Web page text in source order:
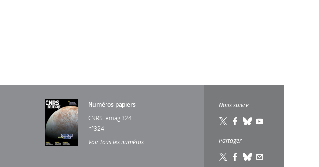
Numéros papiers
CNRS lemag 324
n°324
Voir tous les numéros
Nous suivre
Partager